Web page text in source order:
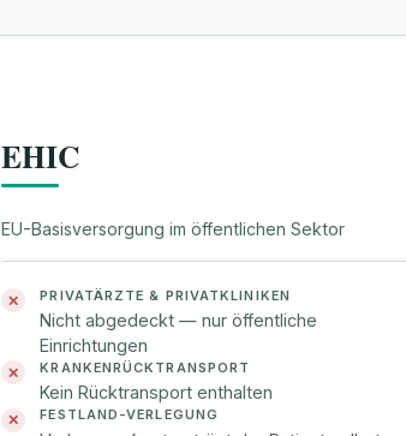
EHIC
EU-Basisversorgung im öffentlichen Sektor
✕ PRIVATÄRZTE & PRIVATKLINIKEN
Nicht abgedeckt — nur öffentliche
Einrichtungen
✕ KRANKENRÜCKTRANSPORT
Kein Rücktransport enthalten
✕ FESTLAND-VERLEGUNG